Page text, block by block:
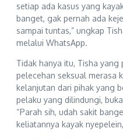
setiap ada kasus yang
banget, gak pernah ada
sampai tuntas,” ungkap
melalui WhatsApp.
Tidak hanya itu, Tisha yang
pelecehan seksual merasa
kelanjutan dari pihak yang
pelaku yang dilindungi,
“Parah sih, udah sakit
keliatannya kayak